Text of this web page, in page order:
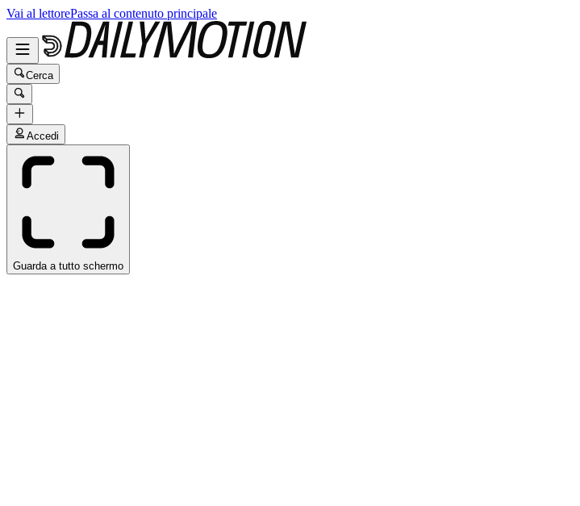
Vai al lettorePassa al contenuto principale
Cerca
Accedi
Guarda a tutto schermo